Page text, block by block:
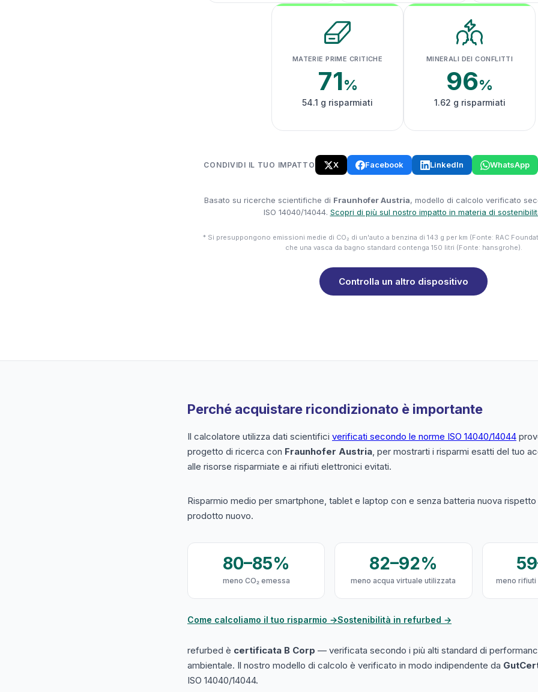
MATERIE PRIME CRITICHE
71%
54.1 g risparmiati
MINERALI DEI CONFLITTI
96%
1.62 g risparmiati
CONDIVIDI IL TUO IMPATTO X Facebook LinkedIn WhatsApp
Basato su ricerche scientifiche di Fraunhofer Austria, modello di calcolo verificato
ISO 14040/14044. Scopri di più sul nostro impatto in materia di
* Si presuppongono emissioni medie di CO₂ di un'auto a benzina di 143 g per km (Fonte: RAC
che una vasca da bagno standard contenga 150 litri (Fonte: hansgrohe).
Controlla un altro dispositivo
Perché acquistare ricondizionato è importante
Il calcolatore utilizza dati scientifici verificati secondo le norme ISO 14040/14044
progetto di ricerca con Fraunhofer Austria, per mostrarti i risparmi esatti del tuo
alle risorse risparmiate e ai rifiuti elettronici evitati.
Risparmio medio per smartphone, tablet e laptop con e senza batteria nuova
prodotto nuovo.
80–85%
meno CO₂ emessa
82–92%
meno acqua virtuale utilizzata meno
Come calcoliamo il tuo risparmio →Sostenibilità in refurbed →
refurbed è certificata B Corp — verificata secondo i più alti standard di
ambientale. Il nostro modello di calcolo è verificato in modo indipendente da
ISO 14040/14044.